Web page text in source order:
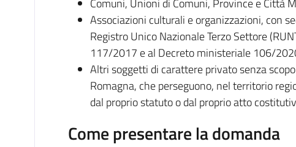
Comuni, Unioni di Comuni, Province e Città
Associazioni culturali e organizzazioni, con
Registro Unico Nazionale Terzo Settore
117/2017 e al Decreto ministeriale 106/
Altri soggetti di carattere privato senza
Romagna, che perseguono, nel territorio
dal proprio statuto o dal proprio atto
Come presentare la domanda